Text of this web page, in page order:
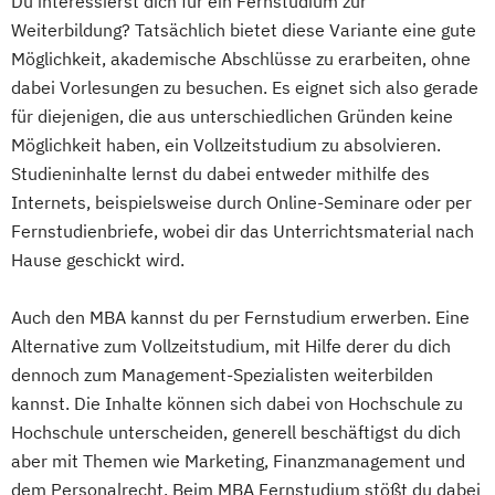
MBA Leading Business Transformation
MBA Management in der Weinwirtschaft
MBA Marketing-Management
MBA Motorsport-Management
MBA Sport-Management
MBA Unternehmensführung
MBA Vertriebsingenieur/in
Weiterbildung? Tatsächlich bietet diese Variante eine gute
Möglichkeit, akademische Abschlüsse zu erarbeiten, ohne
dabei Vorlesungen zu besuchen. Es eignet sich also gerade
für diejenigen, die aus unterschiedlichen Gründen keine
Möglichkeit haben, ein Vollzeitstudium zu absolvieren.
Studieninhalte lernst du dabei entweder mithilfe des
Internets, beispielsweise durch Online-Seminare oder per
Fernstudienbriefe, wobei dir das Unterrichtsmaterial nach
Hause geschickt wird.
Auch den MBA kannst du per Fernstudium erwerben. Eine
Alternative zum Vollzeitstudium, mit Hilfe derer du dich
dennoch zum Management-Spezialisten weiterbilden
kannst. Die Inhalte können sich dabei von Hochschule zu
Hochschule unterscheiden, generell beschäftigst du dich
aber mit Themen wie Marketing, Finanzmanagement und
dem Personalrecht. Beim MBA Fernstudium stößt du dabei